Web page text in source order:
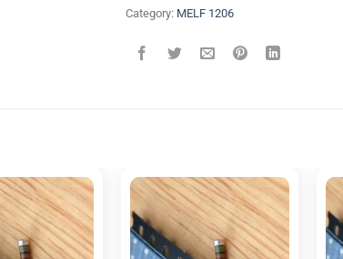
Category: MELF 1206